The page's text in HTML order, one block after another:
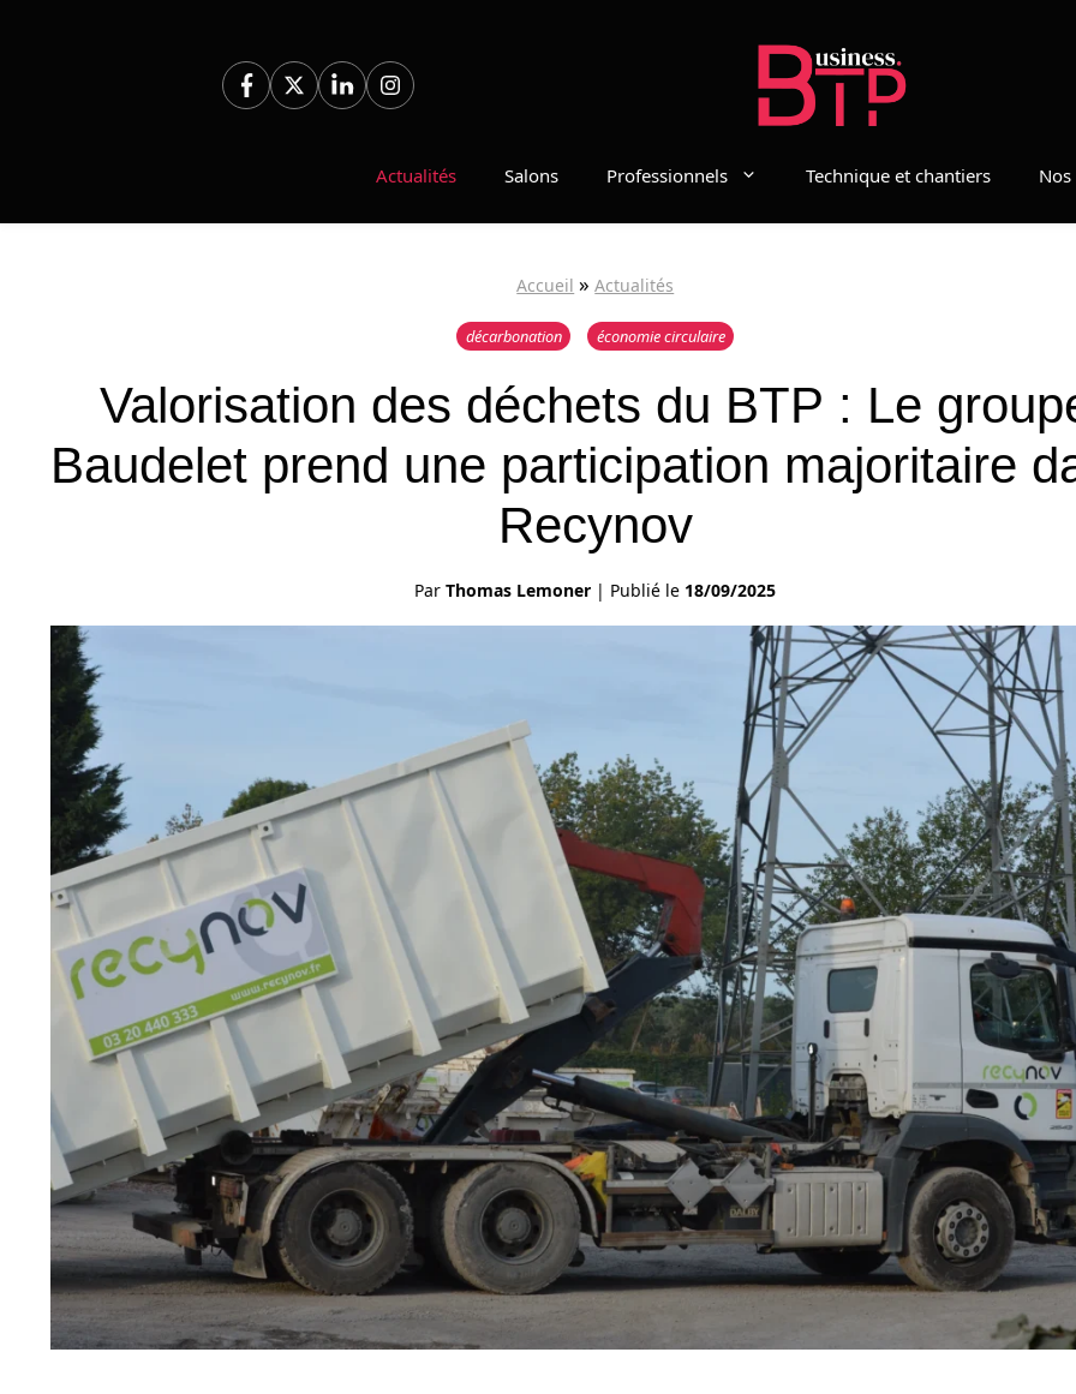
Actualités Salons Professionnels Technique et chantiers
Accueil »Actualités
décarbonation économie circulaire
Valorisation des déchets du BTP : Le
Baudelet prend une participation majoritaire
Recynov
ParThomas Lemoner | Publié le 18/09/2025